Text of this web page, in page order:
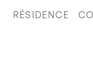
RÉSIDENCE